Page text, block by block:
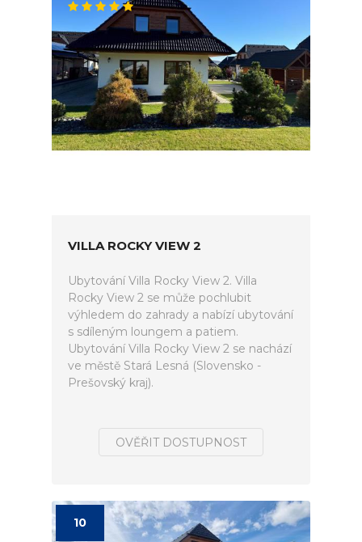
VILLA ROCKY VIEW 2
Ubytování Villa Rocky View 2. Villa
Rocky View 2 se může pochlubit
výhledem do zahrady a nabízí ubytování
s sdíleným loungem a patiem.
Ubytování Villa Rocky View 2 se nachází
ve městě Stará Lesná (Slovensko -
Prešovský kraj).
OVĚŘIT DOSTUPNOST
10